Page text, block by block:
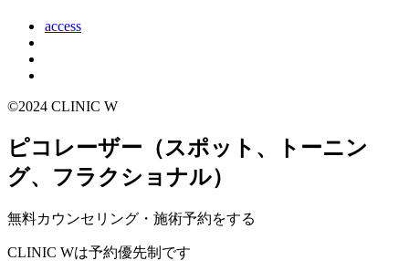
access
©2024 CLINIC W
ピコレーザー（スポット、トーニン
グ、フラクショナル）
無料カウンセリング・施術予約をする
CLINIC Wは予約優先制です